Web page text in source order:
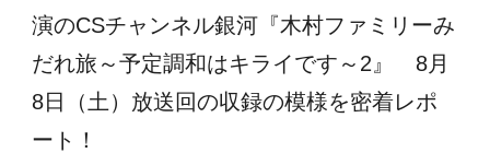
演のCSチャンネル銀河『木村ファミリーみ
だれ旅～予定調和はキライです～2』 8月
8日（土）放送回の収録の模様を密着レポ
ート！